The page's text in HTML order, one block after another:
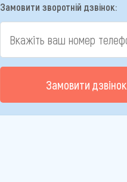
Замовити зворотній дзвінок:
Замовити дзвінок